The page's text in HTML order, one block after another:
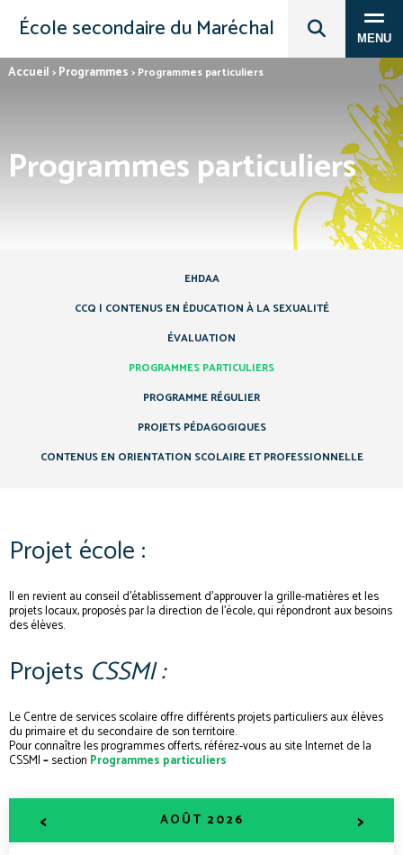
École secondaire du Maréchal MENU
Accueil > Programmes > Programmes particuliers
Programmes particuliers
EHDAA
CCQ | CONTENUS EN ÉDUCATION À LA SEXUALITÉ
ÉVALUATION
PROGRAMMES PARTICULIERS
PROGRAMME RÉGULIER
PROJETS PÉDAGOGIQUES
CONTENUS EN ORIENTATION SCOLAIRE ET PROFESSIONNELLE
Projet école :
Il en revient au conseil d’établissement d’approuver la grille-matières et les
projets locaux, proposés par la direction de l’école, qui répondront aux besoins
des élèves.
Projets CSSMI :
Le Centre de services scolaire offre différents projets particuliers aux élèves
du primaire et du secondaire de son territoire.
Pour connaître les programmes offerts, référez-vous au site Internet de la
CSSMI–section Programmes particuliers
< AOÛT 2026 >